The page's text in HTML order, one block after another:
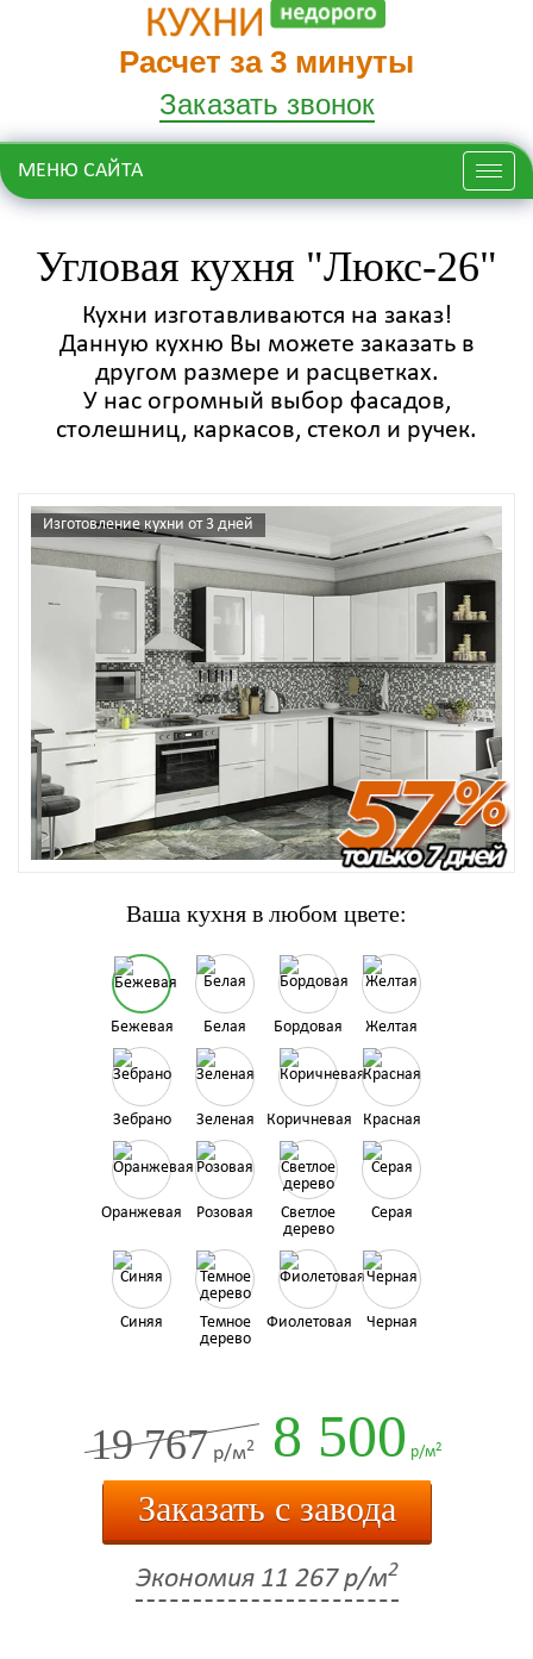
Расчет за 3 минуты
Заказать звонок
Меню
МЕНЮ САЙТА
Угловая кухня "Люкс-26"
Кухни изготавливаются на заказ!
Данную кухню Вы можете заказать в
другом размере и расцветках.
У нас огромный выбор фасадов,
столешниц, каркасов, стекол и ручек.
Изготовление кухни от 3 дней
Ваша кухня в любом цвете:
Бежевая Белая Бордовая Желтая
Зебрано Зеленая Коричневая Красная
Оранжевая Розовая
Светлое
дерево
Серая
Синяя
Темное
дерево
Фиолетовая Черная
19 767 р/м2 8 500 р/м2
Заказать с завода
Экономия 11 267 р/м2